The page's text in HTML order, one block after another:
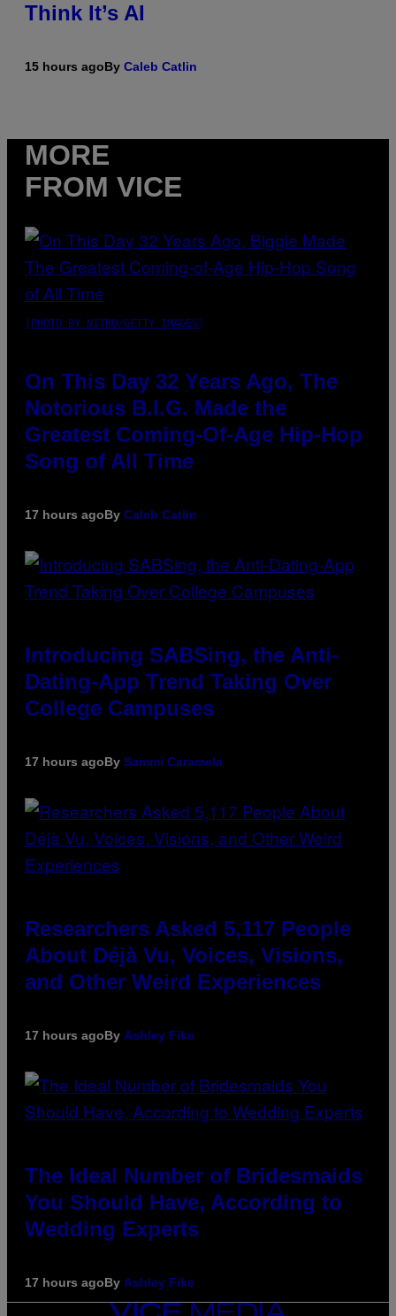
Think It’s AI
15 hours agoBy Caleb Catlin
MORE
FROM VICE
(PHOTO BY NITRO/GETTY IMAGES)
On This Day 32 Years Ago, The
Notorious B.I.G. Made the
Greatest Coming-Of-Age Hip-Hop
Song of All Time
17 hours agoBy Caleb Catlin
Introducing SABSing, the Anti-
Dating-App Trend Taking Over
College Campuses
17 hours agoBy Sammi Caramela
Researchers Asked 5,117 People
About Déjà Vu, Voices, Visions,
and Other Weird Experiences
17 hours agoBy Ashley Fike
The Ideal Number of Bridesmaids
You Should Have, According to
Wedding Experts
17 hours agoBy Ashley Fike
VICE